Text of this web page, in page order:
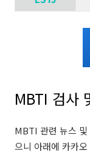
MBTI 검사
MBTI 관련 뉴스 및
으니 아래에 카카